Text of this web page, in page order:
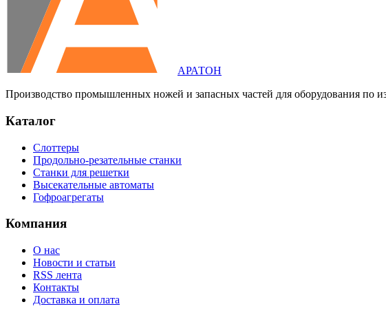
АРАТОН
Производство промышленных ножей и запасных частей для оборудования по
Каталог
Слоттеры
Продольно-резательные станки
Станки для решетки
Высекательные автоматы
Гофроагрегаты
Компания
О нас
Новости и статьи
RSS лента
Контакты
Доставка и оплата